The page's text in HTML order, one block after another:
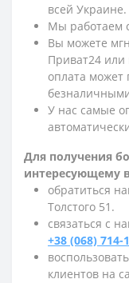
всей Украине.
Мы работаем
Вы можете
Приват24
оплата может
У нас самые
Для получения
интересующему
обратиться
Толстого 51.
связаться с
+38 (068) 714-
клиентов на